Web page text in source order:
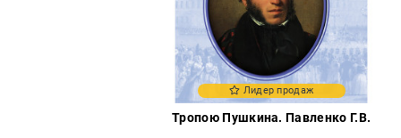
Лидер продаж
Тропою Пушкина. Павленко Г.В.